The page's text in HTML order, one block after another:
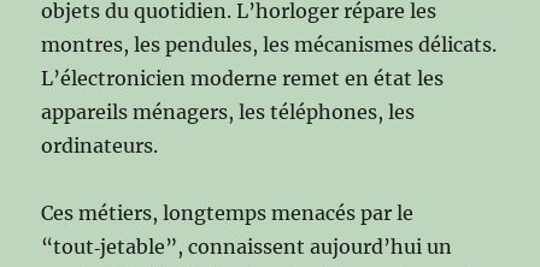
objets du quotidien. L’horloger répare les
montres, les pendules, les mécanismes délicats.
L’électronicien moderne remet en état les
appareils ménagers, les téléphones, les
ordinateurs.
Ces métiers, longtemps menacés par le
“tout‑jetable”, connaissent aujourd’hui un